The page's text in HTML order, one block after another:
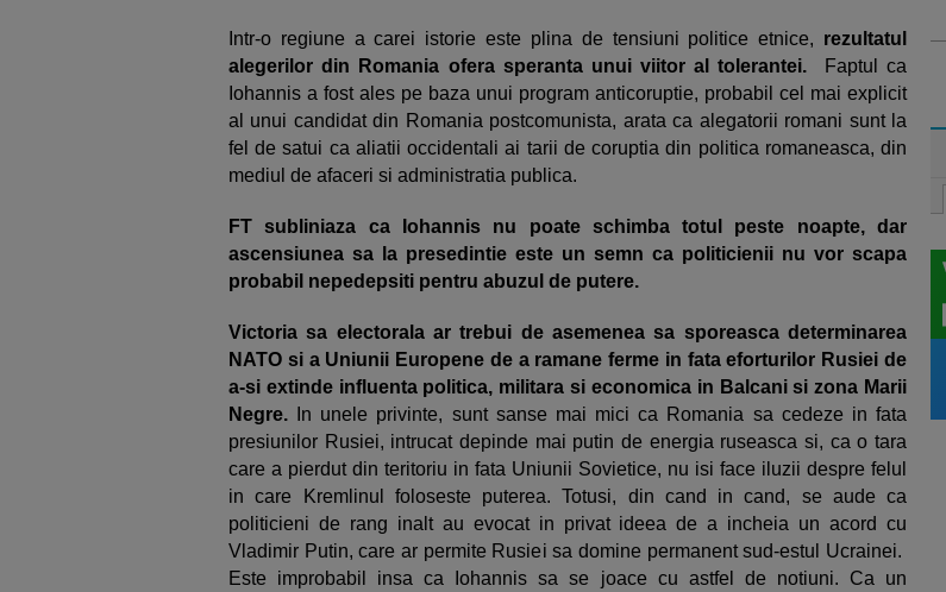
Intr-o regiune a carei istorie este plina de tensiuni politice etnice, rezultatul
alegerilor din Romania ofera speranta unui viitor al tolerantei. Faptul ca
Iohannis a fost ales pe baza unui program anticoruptie, probabil cel mai explicit
al unui candidat din Romania postcomunista, arata ca alegatorii romani sunt la
fel de satui ca aliatii occidentali ai tarii de coruptia din politica romaneasca, din
mediul de afaceri si administratia publica.
FT subliniaza ca Iohannis nu poate schimba totul peste noapte, dar
ascensiunea sa la presedintie este un semn ca politicienii nu vor scapa
probabil nepedepsiti pentru abuzul de putere.
Victoria sa electorala ar trebui de asemenea sa sporeasca determinarea
NATO si a Uniunii Europene de a ramane ferme in fata eforturilor Rusiei de
a-si extinde influenta politica, militara si economica in Balcani si zona Marii
Negre. In unele privinte, sunt sanse mai mici ca Romania sa cedeze in fata
presiunilor Rusiei, intrucat depinde mai putin de energia ruseasca si, ca o tara
care a pierdut din teritoriu in fata Uniunii Sovietice, nu isi face iluzii despre felul
in care Kremlinul foloseste puterea. Totusi, din cand in cand, se aude ca
politicieni de rang inalt au evocat in privat ideea de a incheia un acord cu
Vladimir Putin, care ar permite Rusiei sa domine permanent sud-estul Ucrainei.
Este improbabil insa ca Iohannis sa se joace cu astfel de notiuni. Ca un